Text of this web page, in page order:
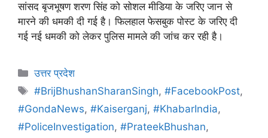
सांसद बृजभूषण शरण सिंह को सोशल मीडिया के जरिए जान से
मारने की धमकी दी गई है। फिलहाल फेसबुक पोस्ट के जरिए दी
गई नई धमकी को लेकर पुलिस मामले की जांच कर रही है।
उत्तर प्रदेश
#BrijBhushanSharanSingh,#FacebookPost,
#GondaNews, #Kaiserganj, #KhabarIndia,
#PoliceInvestigation, #PrateekBhushan,